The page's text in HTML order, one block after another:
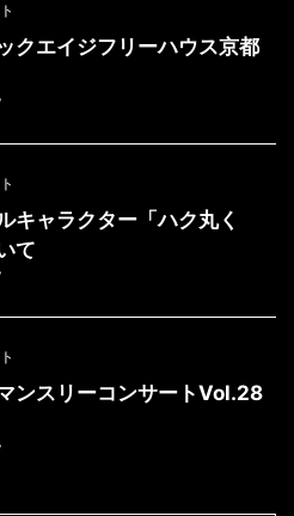
クエイジフリーハウス京都
キャラクター「ハク丸く
て
ンスリーコンサートVol.28